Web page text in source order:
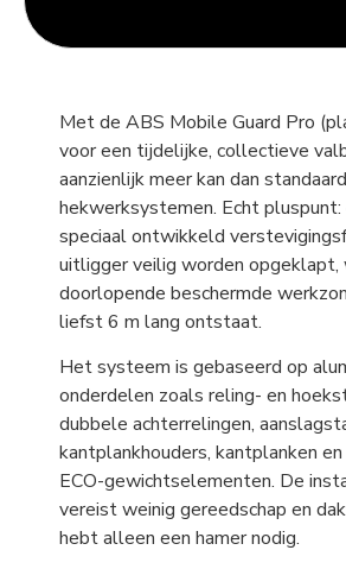
Met de ABS Mobile Guard Pro
voor een tijdelijke, collectieve
aanzienlijk meer kan dan standaard
hekwerksystemen. Echt pluspunt:
speciaal ontwikkeld
uitligger veilig worden opgeklapt,
doorlopende beschermde
liefst 6 m lang ontstaat.
Het systeem is gebaseerd op
onderdelen zoals reling- en
dubbele achterrelingen,
kantplankhouders, kantplanken
ECO-gewichtselementen. De
vereist weinig gereedschap en
hebt alleen een hamer nodig.